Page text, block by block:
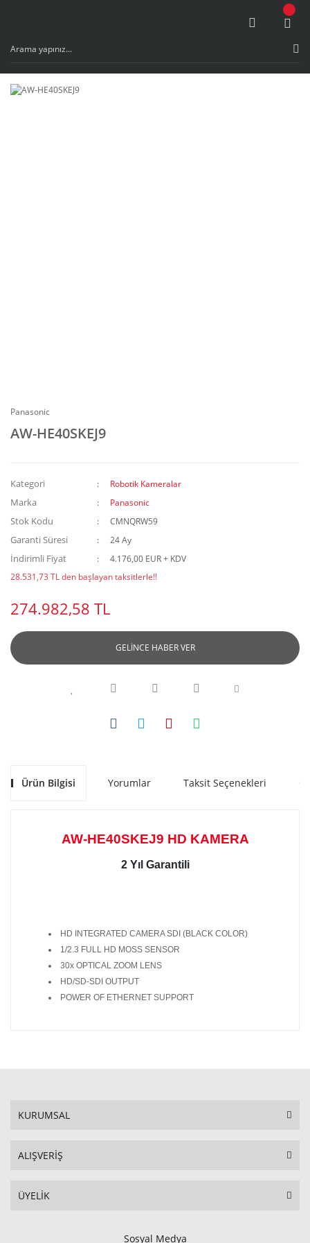
Panasonic
AW-HE40SKEJ9
Kategori Robotik Kameralar
Marka Panasonic
Stok Kodu CMNQRW59
Garanti Süresi 24 Ay
İndirimli Fiyat
4.176,00 EUR + KDV
28.531,73 TL den başlayan taksitlerle!!
274.982,58 TL
GELİNCE HABER VER
Ürün Bilgisi Yorumlar Taksit Seçenekleri
AW-HE40SKEJ9 HD KAMERA
2 Yıl Garantili
HD INTEGRATED CAMERA SDI (BLACK COLOR)
1/2.3 FULL HD MOSS SENSOR
30x OPTICAL ZOOM LENS
HD/SD-SDI OUTPUT
POWER OF ETHERNET SUPPORT
KURUMSAL
ALIŞVERİŞ
ÜYELİK
Sosyal Medya